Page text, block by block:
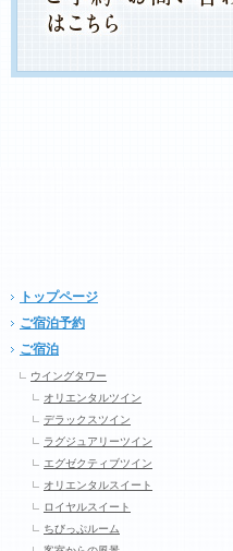
トップページ
ご宿泊予約
ご宿泊
ウイングタワー
オリエンタルツイン
デラックスツイン
ラグジュアリーツイン
エグゼクティブツイン
オリエンタルスイート
ロイヤルスイート
ちびっぷルーム